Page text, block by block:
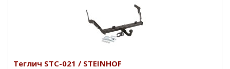
Теглич STC-021 / STEINHOF